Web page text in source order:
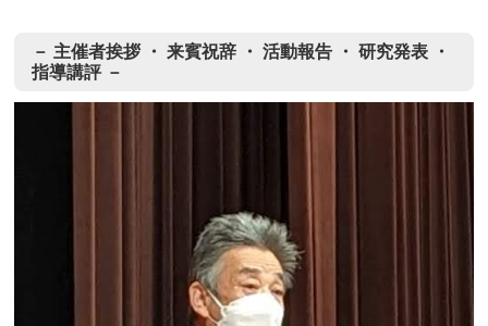
－ 主催者挨拶 ・ 来賓祝辞 ・ 活動報告 ・ 研究発表 ・
指導講評 －